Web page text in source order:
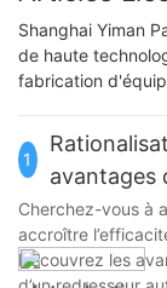
Shanghai Yiman
de haute
fabrication
1
avantages
bouteilles
Cherchez-vous à
accroître
Découvrez les